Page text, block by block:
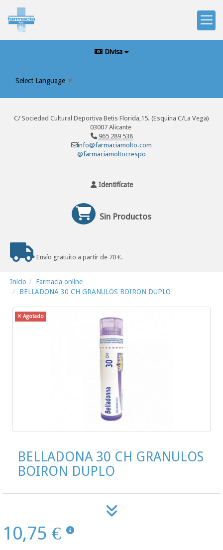
Divisa
Select Language ▼
C/ Sociedad Cultural Deportiva Betis Florida,15. (Esquina C/La Vega)
03007 Alicante
965 289 538
info@farmaciamolto.com
@farmaciamoltocrespo
Identifícate
Sin Productos
Envío gratuito a partir de 70 €.
Inicio
Farmacia online
BELLADONA 30 CH GRANULOS BOIRON DUPLO
Agotado
BELLADONA 30 CH GRANULOS
BOIRON DUPLO
10,75 €